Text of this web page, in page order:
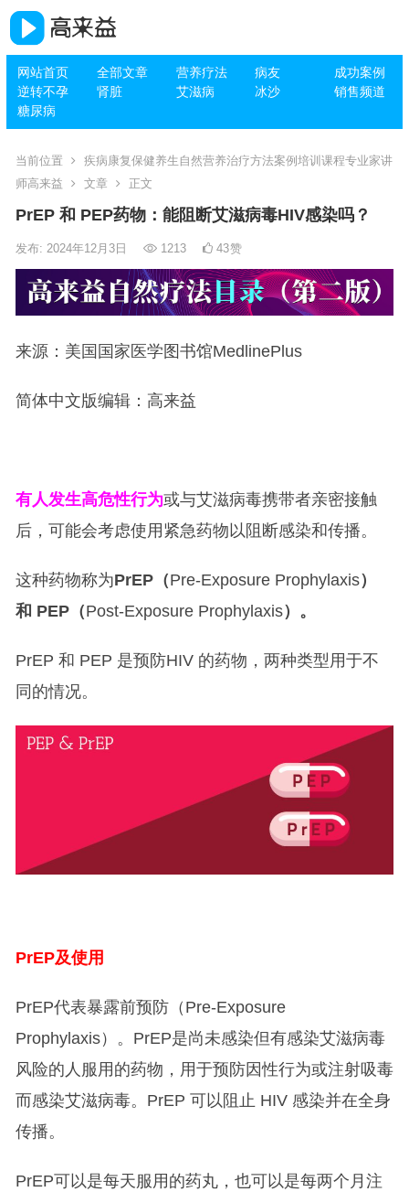
网站首页 全部文章 营养疗法 病友
成功案例
逆转不孕
肾脏 艾滋病 冰沙
销售频道
糖尿病
当前位置
疾病康复保健养生自然营养治疗方法案例培训课程专业家讲
师高来益
文章 正文
PrEP 和 PEP药物：能阻断艾滋病毒HIV感染吗？
发布: 2024年12月3日 1213 43赞
来源：美国国家医学图书馆MedlinePlus
简体中文版编辑：高来益
有人发生高危性行为或与艾滋病毒携带者亲密接触
后，可能会考虑使用紧急药物以阻断感染和传播。
这种药物称为PrEP（Pre-Exposure Prophylaxis）
和 PEP（Post-Exposure Prophylaxis）。
PrEP 和 PEP 是预防HIV 的药物，两种类型用于不
同的情况。
PrEP及使用
PrEP代表暴露前预防（Pre-Exposure
Prophylaxis）。PrEP是尚未感染但有感染艾滋病毒
风险的人服用的药物，用于预防因性行为或注射吸毒
而感染艾滋病毒。PrEP 可以阻止 HIV 感染并在全身
传播。
PrEP可以是每天服用的药丸，也可以是每两个月注